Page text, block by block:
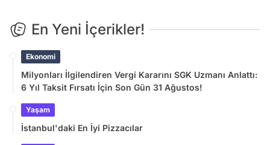
En Yeni İçerikler!
Ekonomi
Milyonları İlgilendiren Vergi Kararını SGK Uzmanı Anlattı:
6 Yıl Taksit Fırsatı İçin Son Gün 31 Ağustos!
Yaşam
İstanbul'daki En İyi Pizzacılar